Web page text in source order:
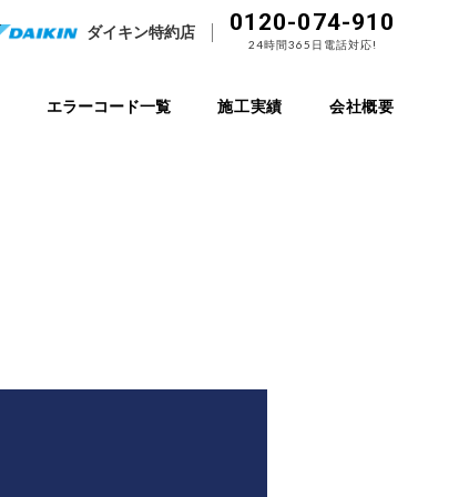
ダイキン特約店 0120-074-910
24時間365日電話対応!
エラーコード一覧 施工実績 会社概要